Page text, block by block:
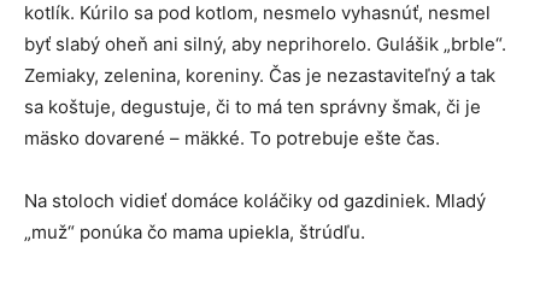
kotlík. Kúrilo sa pod kotlom, nesmelo vyhasnúť, nesmel
byť slabý oheň ani silný, aby neprihorelo. Gulášik „brble“.
Zemiaky, zelenina, koreniny. Čas je nezastaviteľný a tak
sa koštuje, degustuje, či to má ten správny šmak, či je
mäsko dovarené – mäkké. To potrebuje ešte čas.
Na stoloch vidieť domáce koláčiky od gazdiniek. Mladý
„muž“ ponúka čo mama upiekla, štrúdľu.